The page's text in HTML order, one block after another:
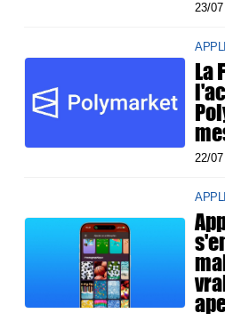
23/07
La
22/07